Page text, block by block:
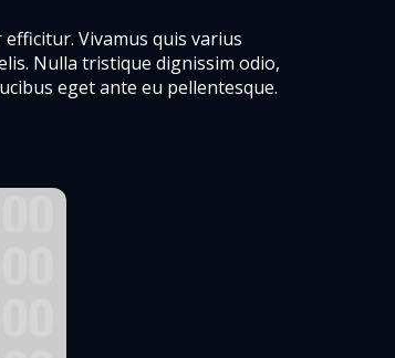
Vivamus quis varius
Nulla tristique dignissim odio,
eget ante eu pellentesque.